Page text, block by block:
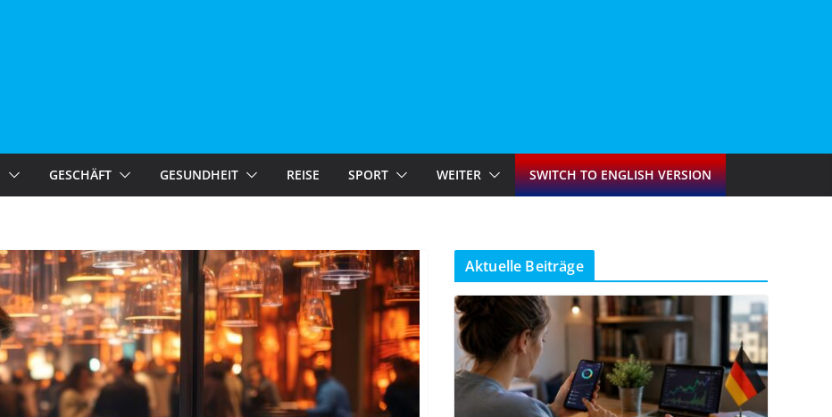
GESCHÄFT GESUNDHEIT REISE SPORT WEITER SWITCH TO ENGLISH VERSION
Aktuelle Beiträge